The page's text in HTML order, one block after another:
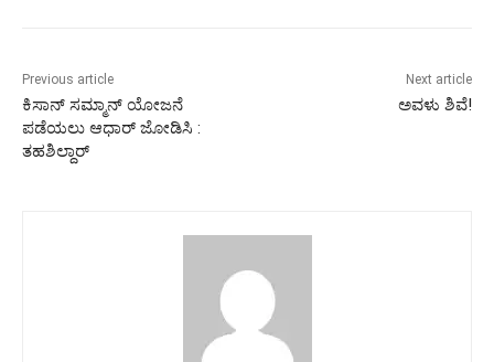
Previous article
ಕಿಸಾನ್ ಸಮ್ಮಾನ್ ಯೋಜನೆ
ಪಡೆಯಲು ಆಧಾರ್ ಜೋಡಿಸಿ :
ತಹಶಿಲ್ದಾರ್
Next article
ಅವಳು ಶಿವೆ!